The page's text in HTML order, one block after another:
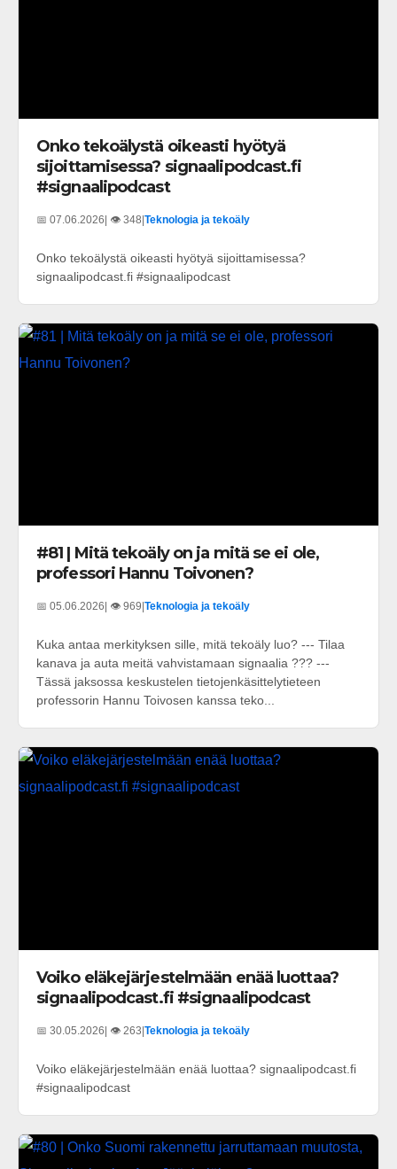
Onko tekoälystä oikeasti hyötyä
sijoittamisessa? signaalipodcast.fi
#signaalipodcast
📅 07.06.2026 | 👁️ 348 Teknologia ja tekoäly
Onko tekoälystä oikeasti hyötyä sijoittamisessa?
signaalipodcast.fi #signaalipodcast
#81 | Mitä tekoäly on ja mitä se ei ole,
professori Hannu Toivonen?
📅 05.06.2026 | 👁️ 969 Teknologia ja tekoäly
Kuka antaa merkityksen sille, mitä tekoäly luo? --- Tilaa
kanava ja auta meitä vahvistamaan signaalia ??? ---
Tässä jaksossa keskustelen tietojenkäsittelytieteen
professorin Hannu Toivosen kanssa teko...
Voiko eläkejärjestelmään enää luottaa?
signaalipodcast.fi #signaalipodcast
📅 30.05.2026| 👁️ 263|Teknologia ja tekoäly
Voiko eläkejärjestelmään enää luottaa? signaalipodcast.fi
#signaalipodcast